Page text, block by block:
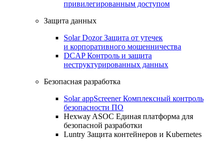
привилегированным доступом
Защита данных
Solar DozorЗащита от утечек
и корпоративного мошенничества
DCAPКонтроль и защита
неструктурированных данных
Безопасная разработка
Solar appScreenerКомплексный контроль
безопасности ПО
Hexway ASOC Единая платформа для
безопасной разработки
Luntry Защита контейнеров и Kubernetes